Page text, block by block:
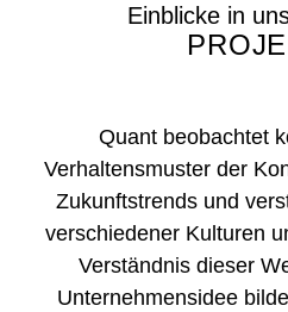
Einblicke in
Quant beobachtet
Verhaltensmuster der
Zukunftstrends und
verschiedener Kulturen
Verständnis dieser
Unternehmensidee